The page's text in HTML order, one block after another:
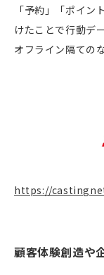
「予約」「ポイン
けたことで行動デ
オフライン隔ての
https://
顧客体験創造や